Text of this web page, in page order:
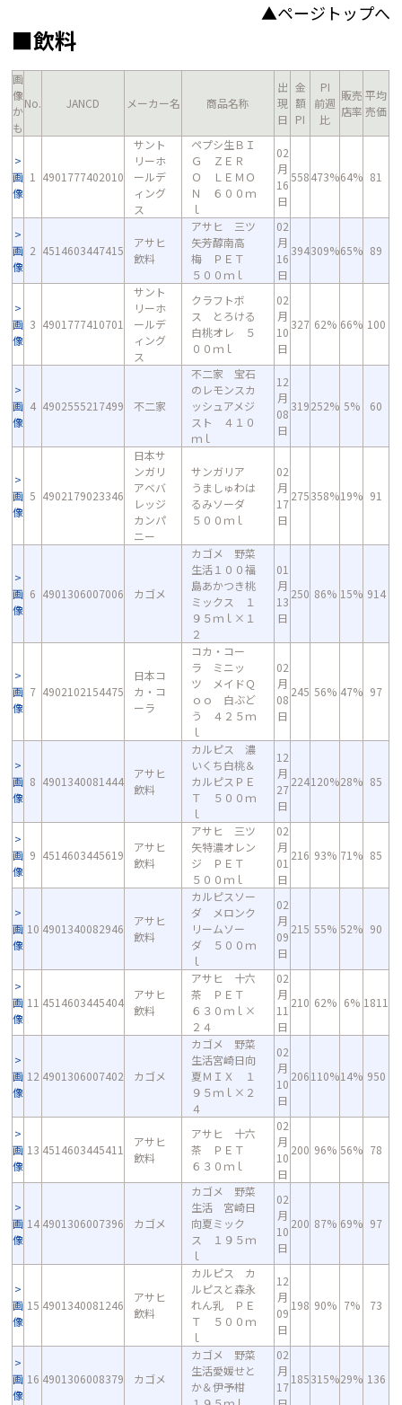
▲ページトップへ
■飲料
画
像
か
も
No. JANCD メーカー名 商品名称
出
現
日
金
額
PI
PI
前週
比
販売
店率
平均
売価
画
像
1 4901777402010
サント
リーホ
ールデ
ィング
ス
ペプシ生ＢＩ
Ｇ ＺＥＲ
Ｏ ＬＥＭＯ
Ｎ ６００ｍ
ｌ
02
月
16
日
558473%64% 81
画
像
2 4514603447415
アサヒ
飲料
アサヒ 三ツ
矢芳醇南高
梅 ＰＥＴ
５００ｍｌ
02
月
16
日
394309%65% 89
画
像
3 4901777410701
サント
リーホ
ールデ
ィング
ス
クラフトボ
ス とろける
白桃オレ ５
００ｍｌ
02
月
10
日
327 62% 66% 100
画
像
4 4902555217499 不二家
不二家 宝石
のレモンスカ
ッシュアメジ
スト ４１０
ｍｌ
12
月
08
日
319252% 5% 60
画
像
5 4902179023346
日本サ
ンガリ
アベバ
レッジ
カンパ
ニー
サンガリア
うましゅわは
るみソーダ
５００ｍｌ
02
月
17
日
275358%19% 91
画
像
6 4901306007006 カゴメ
カゴメ 野菜
生活１００福
島あかつき桃
ミックス １
９５ｍｌ×１
２
01
月
13
日
250 86% 15% 914
画
像
7 4902102154475
日本コ
カ・コ
ーラ
コカ・コー
ラ ミニッ
ツ メイドＱ
ｏｏ 白ぶど
う ４２５ｍ
ｌ
02
月
08
日
245 56% 47% 97
画
像
8 4901340081444
アサヒ
飲料
カルピス 濃
いくち白桃＆
カルピスＰＥ
Ｔ ５００ｍ
ｌ
12
月
27
日
224120%28% 85
画
像
9 4514603445619
アサヒ
飲料
アサヒ 三ツ
矢特濃オレン
ジ ＰＥＴ
５００ｍｌ
02
月
01
日
216 93% 71% 85
画
像
10 4901340082946
アサヒ
飲料
カルピスソー
ダ メロンク
リームソー
ダ ５００ｍ
ｌ
02
月
09
日
215 55% 52% 90
画
像
11 4514603445404
アサヒ
飲料
アサヒ 十六
茶 ＰＥＴ
６３０ｍｌ×
２４
02
月
11
日
210 62% 6% 1811
画
像
12 4901306007402 カゴメ
カゴメ 野菜
生活宮崎日向
夏ＭＩＸ １
９５ｍｌ×２
４
02
月
10
日
206110%14% 950
画
像
13 4514603445411
アサヒ
飲料
アサヒ 十六
茶 ＰＥＴ
６３０ｍｌ
02
月
10
日
200 96% 56% 78
画
像
14 4901306007396 カゴメ
カゴメ 野菜
生活 宮崎日
向夏ミック
ス １９５ｍ
ｌ
02
月
10
日
200 87% 69% 97
画
像
15 4901340081246
アサヒ
飲料
カルピス カ
ルピスと森永
れん乳 ＰＥ
Ｔ ５００ｍ
ｌ
12
月
09
日
198 90% 7% 73
画
像
16 4901306008379 カゴメ
カゴメ 野菜
生活愛媛せと
か＆伊予柑
02
月
17
185315%29% 136